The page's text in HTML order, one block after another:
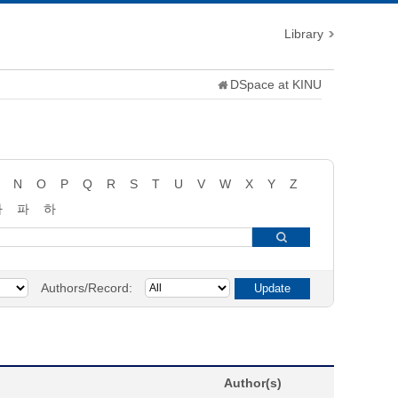
Library
DSpace at KINU
N O P Q R S T U V W X Y
Z
파
하
Authors/Record:
Author(s)